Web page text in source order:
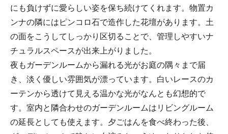
にも負けずに愛らしい姿を保ち続けてくれます。物置カ
ンナの隣にはピンコロ石で造作した花壇があります。土
の面をこうしてしっかり区切ることで、管理しやすいナ
チュラルスペースが出来上がりました。
夜もガーデンルームから漏れる光がお庭の隅々まで届
き、淡く優しい雰囲気が漂っています。白いレースのカ
ーテンから透けて見える温かな光がなんとも幻想的で
す。室内と隣合わせのガーデンルームはリビングルーム
の延長としても使えます。夕ごはんを食べ終わった後、